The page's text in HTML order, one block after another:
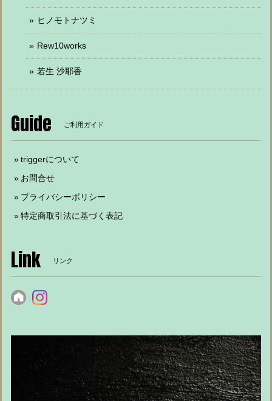
ヒノモトナツミ
Rew10works
若生 沙耶香
Guide ご利用ガイド
triggerについて
お問合せ
プライバシーポリシー
特定商取引法に基づく表記
Link リンク